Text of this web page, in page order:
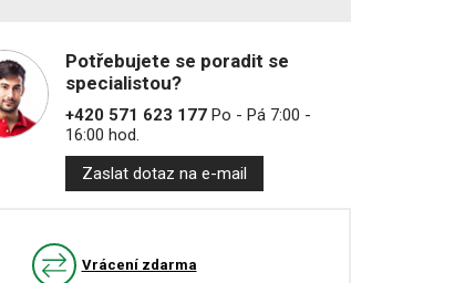
Potřebujete se poradit se
specialistou?
+420 571 623 177Po - Pá 7:00 -
16:00 hod.
Zaslat dotaz na e-mail
Vrácení zdarma